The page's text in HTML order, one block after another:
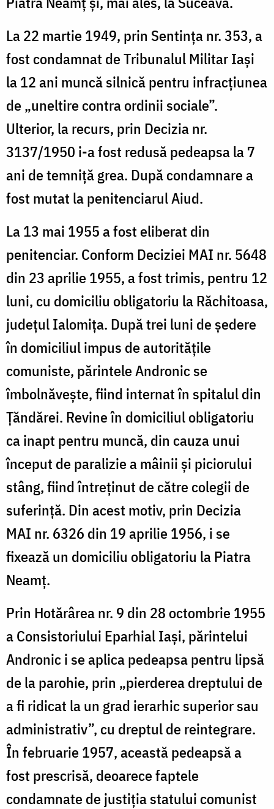
La 22 martie 1949, prin Sentința nr. 353, a
fost condamnat de Tribunalul Militar Iași
la 12 ani muncă silnică pentru infracțiunea
de „uneltire contra ordinii sociale”.
Ulterior, la recurs, prin Decizia nr.
3137/1950 i-a fost redusă pedeapsa la 7
ani de temniță grea. După condamnare a
fost mutat la penitenciarul Aiud.
La 13 mai 1955 a fost eliberat din
penitenciar. Conform Deciziei MAI nr. 5648
din 23 aprilie 1955, a fost trimis, pentru 12
luni, cu domiciliu obligatoriu la Răchitoasa,
județul Ialomița. După trei luni de ședere
în domiciliul impus de autoritățile
comuniste, părintele Andronic se
îmbolnăvește, fiind internat în spitalul din
Țăndărei. Revine în domiciliul obligatoriu
ca inapt pentru muncă, din cauza unui
început de paralizie a mâinii și piciorului
stâng, fiind întreținut de către colegii de
suferință. Din acest motiv, prin Decizia
MAI nr. 6326 din 19 aprilie 1956, i se
fixează un domiciliu obligatoriu la Piatra
Neamț.
Prin Hotărârea nr. 9 din 28 octombrie 1955
a Consistoriului Eparhial Iași, părintelui
Andronic i se aplica pedeapsa pentru lipsă
de la parohie, prin „pierderea dreptului de
a fi ridicat la un grad ierarhic superior sau
administrativ”, cu dreptul de reintegrare.
În februarie 1957, această pedeapsă a
fost prescrisă, deoarece faptele
condamnate de justiția statului comunist